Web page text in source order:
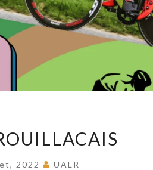
DU
ROUILLACAIS
2022 UALR